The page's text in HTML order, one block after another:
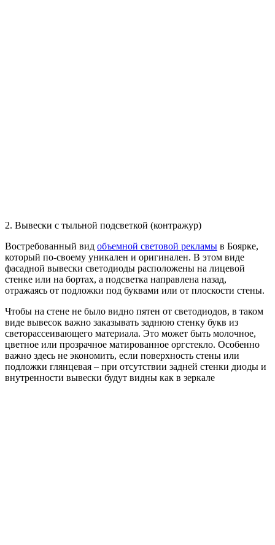
2. Вывески с тыльной подсветкой (контражур)
Востребованный вид объемной световой рекламы в Боярке,
который по-своему уникален и оригинален. В этом виде
фасадной вывески светодиоды расположены на лицевой
стенке или на бортах, а подсветка направлена назад,
отражаясь от подложки под буквами или от плоскости стены.
Чтобы на стене не было видно пятен от светодиодов, в таком
виде вывесок важно заказывать заднюю стенку букв из
светорассеивающего материала. Это может быть молочное,
цветное или прозрачное матированное оргстекло. Особенно
важно здесь не экономить, если поверхность стены или
подложки глянцевая – при отсутствии задней стенки диоды и
внутренности вывески будут видны как в зеркале